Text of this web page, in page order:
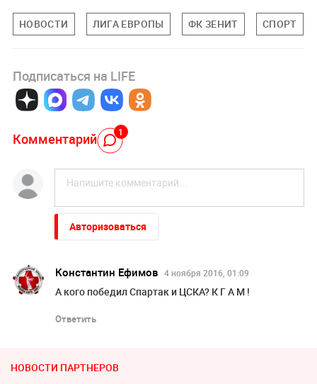
НОВОСТИ ЛИГА ЕВРОПЫ ФК ЗЕНИТ СПОРТ
Подписаться на LIFE
Комментарий 1
Авторизоваться
Константин Ефимов 4 ноября 2016, 01:09
А кого победил Спартак и ЦСКА? К Г А М !
Ответить
НОВОСТИ ПАРТНЕРОВ